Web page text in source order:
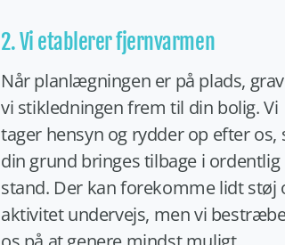
2. Vi etablerer fjernvarmen
Når planlægningen er på plads,
vi stikledningen frem til din bolig. Vi
tager hensyn og rydder op efter os,
din grund bringes tilbage i ordentlig
stand. Der kan forekomme lidt støj
aktivitet undervejs, men vi